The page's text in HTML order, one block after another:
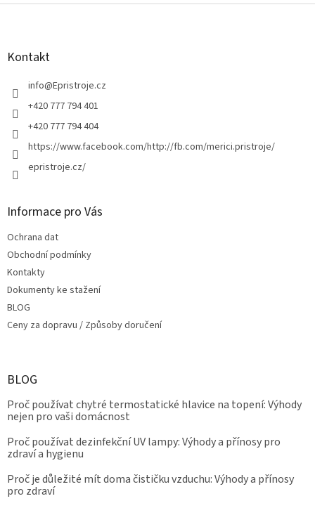
Z
Kontakt
info@Epristroje.cz
+420 777 794 401
+420 777 794 404
https://www.facebook.com/http://fb.com/merici.pristroje/
epristroje.cz/
Informace pro Vás
Ochrana dat
Obchodní podmínky
Kontakty
Dokumenty ke stažení
BLOG
Ceny za dopravu / Způsoby doručení
BLOG
Proč používat chytré termostatické hlavice na topení: Výhody
nejen pro vaši domácnost
Proč používat dezinfekční UV lampy: Výhody a přínosy pro
zdraví a hygienu
Proč je důležité mít doma čističku vzduchu: Výhody a přínosy
pro zdraví